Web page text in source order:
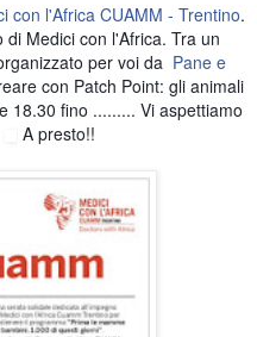
con l'Africa CUAMM - Trentino.
Medici con l'Africa. Tra un
per voi da Pane e
con Patch Point: gli animali
18.30 fino ......... Vi aspettiamo
A presto!!